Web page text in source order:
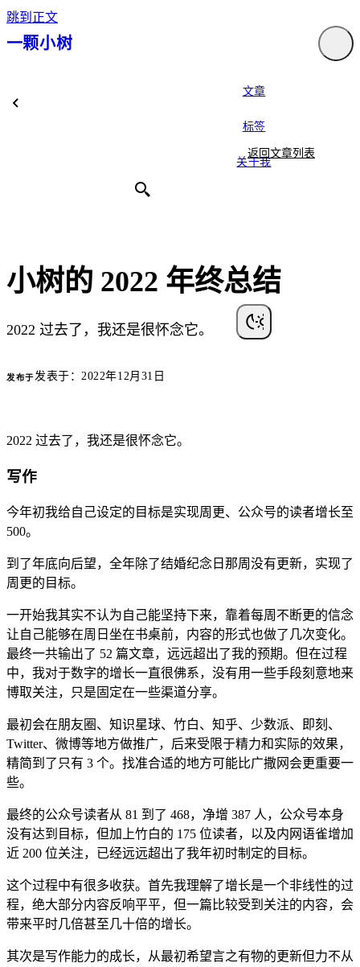
跳到正文
一颗小树
文章
标签
关于我
返回文章列表
小树的 2022 年终总结
2022 过去了，我还是很怀念它。
发布于发表于：2022年12月31日
2022 过去了，我还是很怀念它。
写作
今年初我给自己设定的目标是实现周更、公众号的读者增长至
500。
到了年底向后望，全年除了结婚纪念日那周没有更新，实现了
周更的目标。
一开始我其实不认为自己能坚持下来，靠着每周不断更的信念
让自己能够在周日坐在书桌前，内容的形式也做了几次变化。
最终一共输出了 52 篇文章，远远超出了我的预期。但在过程
中，我对于数字的增长一直很佛系，没有用一些手段刻意地来
博取关注，只是固定在一些渠道分享。
最初会在朋友圈、知识星球、竹白、知乎、少数派、即刻、
Twitter、微博等地方做推广，后来受限于精力和实际的效果，
精简到了只有 3 个。找准合适的地方可能比广撒网会更重要一
些。
最终的公众号读者从 81 到了 468，净增 387 人，公众号本身
没有达到目标，但加上竹白的 175 位读者，以及内网语雀增加
近 200 位关注，已经远远超出了我年初时制定的目标。
这个过程中有很多收获。首先我理解了增长是一个非线性的过
程，绝大部分内容反响平平，但一篇比较受到关注的内容，会
带来平时几倍甚至几十倍的增长。
其次是写作能力的成长，从最初希望言之有物的更新但力不从